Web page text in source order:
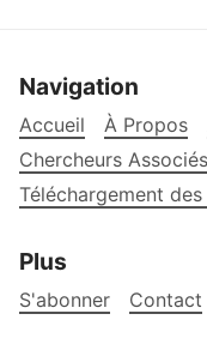
Navigation
Accueil À Propos
Chercheurs Associés
Téléchargement
Plus
S'abonner Contact